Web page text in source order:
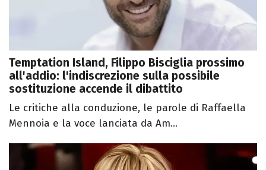
Temptation Island, Filippo Bisciglia prossimo
all'addio: l'indiscrezione sulla possibile
sostituzione accende il dibattito
Le critiche alla conduzione, le parole di Raffaella
Mennoia e la voce lanciata da Am...